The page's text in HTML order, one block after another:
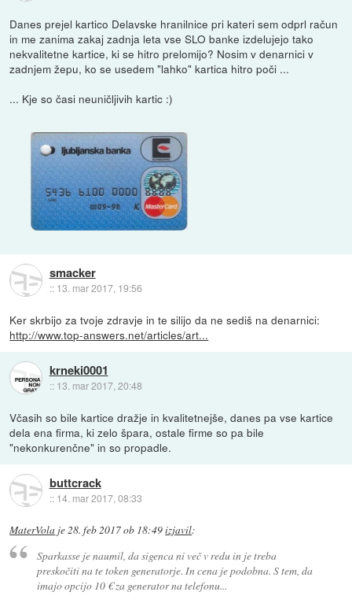
Danes prejel kartico Delavske hranilnice pri kateri sem odprl račun
in me zanima zakaj zadnja leta vse SLO banke izdelujejo tako
nekvalitetne kartice, ki se hitro prelomijo? Nosim v denarnici v
zadnjem žepu, ko se usedem "lahko" kartica hitro poči ...
... Kje so časi neuničljivih kartic :)
smacker
:: 13. mar 2017, 19:56
Ker skrbijo za tvoje zdravje in te silijo da ne sediš na denarnici:
http://www.top-answers.net/articles/art...
krneki0001
:: 13. mar 2017, 20:48
Včasih so bile kartice dražje in kvalitetnejše, danes pa vse kartice
dela ena firma, ki zelo špara, ostale firme so pa bile
"nekonkurenčne" in so propadle.
buttcrack
:: 14. mar 2017, 08:33
MaterVola je28. feb 2017 ob 18:49izjavil:
Sparkasse je naumil, da sigenca ni več v redu in je treba
preskočiti na te token generatorje. In cena je podobna. S tem, da
imajo opcijo 10 € za generator na telefonu...